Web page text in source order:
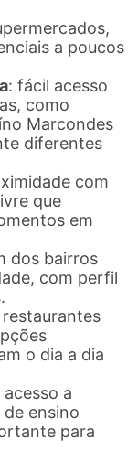
a poucos
: fácil acesso
como
Marcondes
diferentes
com
que
em
dos bairros
com perfil
restaurantes
o dia a dia
a
ensino
para